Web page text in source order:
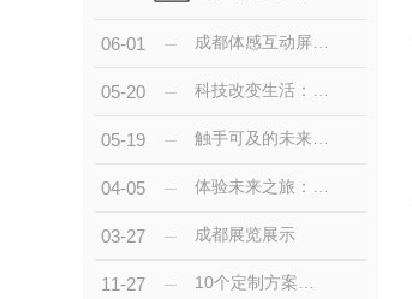
06-01
05-20
05-19
04-05
03-27 成都展览展示
11-27